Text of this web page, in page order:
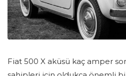
Fiat 500 X aküsü kaç amper